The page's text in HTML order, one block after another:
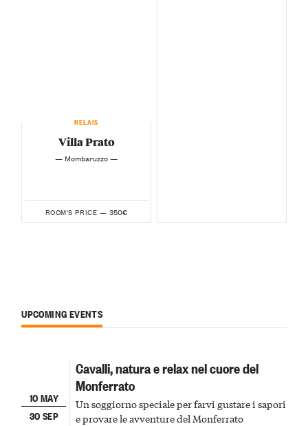
RELAIS
Villa Prato
— Mombaruzzo —
ROOM'S PRICE — 350€
UPCOMING EVENTS
10 MAY
30 SEP
Cavalli, natura e relax nel cuore del
Monferrato
Un soggiorno speciale per farvi gustare i sapori
e provare le avventure del Monferrato